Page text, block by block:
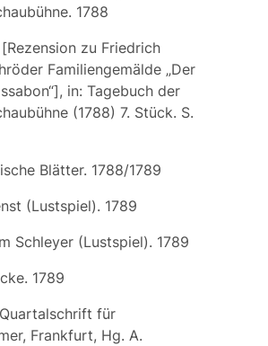
1788
zu Friedrich
Familiengemälde „Der
in: Tagebuch der
(1788) 7. Stück. S.
Blätter. 1788/1789
(Lustspiel). 1789
Schleyer (Lustspiel). 1789
1789
für
Frankfurt, Hg. A.